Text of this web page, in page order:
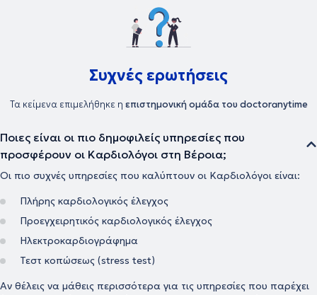
Συχνές ερωτήσεις
Τα κείμενα επιμελήθηκε η επιστημονική ομάδα του doctoranytime
Ποιες είναι οι πιο δημοφιλείς υπηρεσίες που
προσφέρουν οι Καρδιολόγοι στη Βέροια;
Οι πιο συχνές υπηρεσίες που καλύπτουν οι Καρδιολόγοι είναι:
Πλήρης καρδιολογικός έλεγχος
Προεγχειρητικός καρδιολογικός έλεγχος
Ηλεκτροκαρδιογράφημα
Τεστ κοπώσεως (stress test)
Αν θέλεις να μάθεις περισσότερα για τις υπηρεσίες που παρέχει